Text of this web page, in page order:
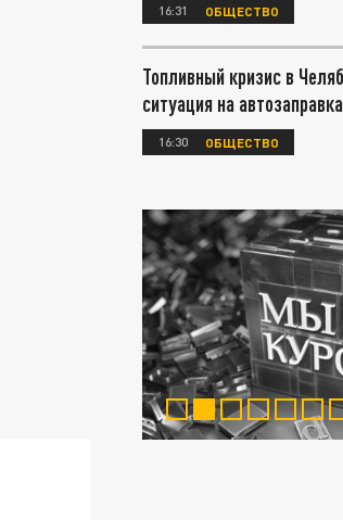
16:31 ОБЩЕСТВО
Топливный кризис в
ситуация на
16:30 ОБЩЕСТВО